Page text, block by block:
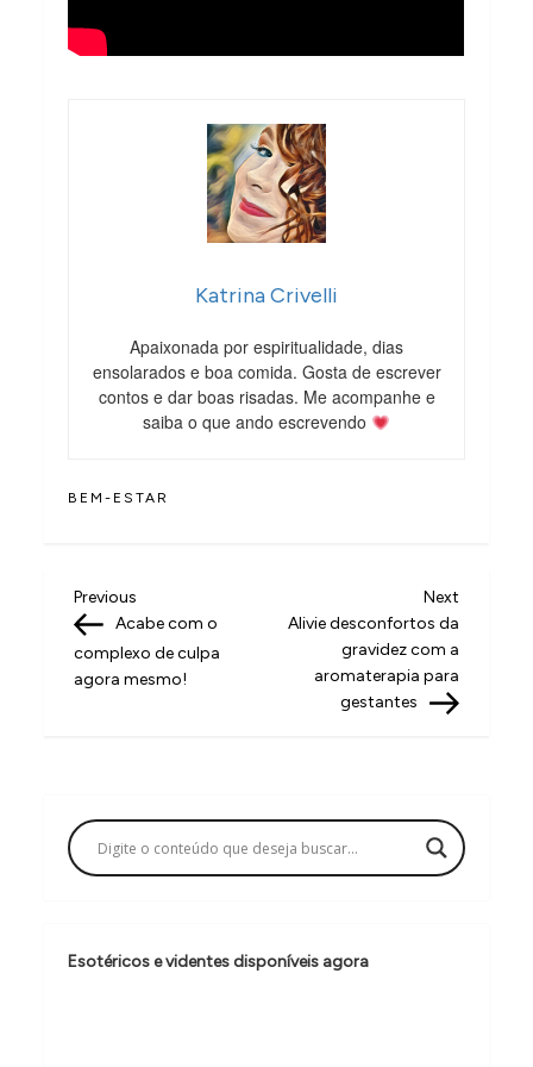
Katrina Crivelli
Apaixonada por espiritualidade, dias
ensolarados e boa comida. Gosta de escrever
contos e dar boas risadas. Me acompanhe e
saiba o que ando escrevendo
BEM-ESTAR
N
a
v
ç
ã
d
Previous
Post
Previous
Acabe com o
complexo de culpa
agora mesmo!
Next
Post
Next
Alivie desconfortos da
gravidez com a
aromaterapia para
gestantes
Esotéricos e videntes disponíveis agora